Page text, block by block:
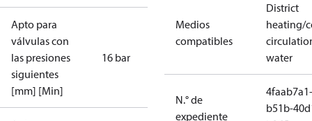
Apto para
válvulas con
las presiones
siguientes
[mm] [Min]
16 bar
Medios
compatibles
District
heating/
water
N.° de
expediente
4faab7a1-
b51b-